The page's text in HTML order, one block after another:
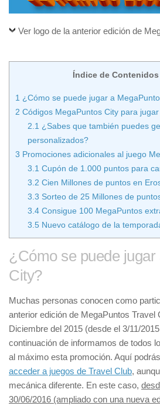
Ver logo de la anterior edición de
Índice de Contenidos
1 ¿Cómo se puede jugar a
2 Códigos MegaPuntos City para
2.1 ¿Sabes que también puedes
personalizados?
3 Promociones adicionales al juego
3.1 Cupón de 1.000 puntos para
3.2 Cien Millones de puntos en
3.3 Sorteo de 25 Millones de
3.4 Consigue 100 MegaPuntos
3.5 Nuevo catálogo de la
¿Cómo se puede
City?
Muchas personas conocen como
anterior edición de MegaPuntos Travel
Diciembre del 2015 (desde el 3/11/
continuación de informamos de todos
al máximo esta promoción. Aquí
acceder a juegos de Travel Club,
mecánica diferente. En este caso,
30/06/2016 (ampliado con una nueva